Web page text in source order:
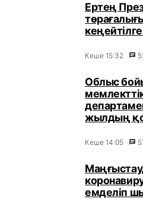
Ертең
Кеше 15:32
Облыс
жылдың
Кеше 14:05
емделіп